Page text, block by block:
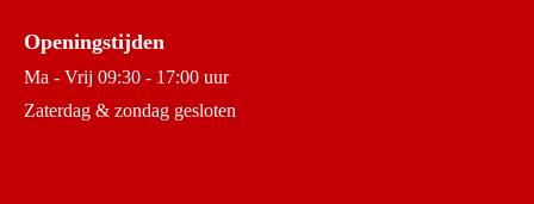
Openingstijden
Ma - Vrij 09:30 - 17:00 uur
Zaterdag & zondag gesloten